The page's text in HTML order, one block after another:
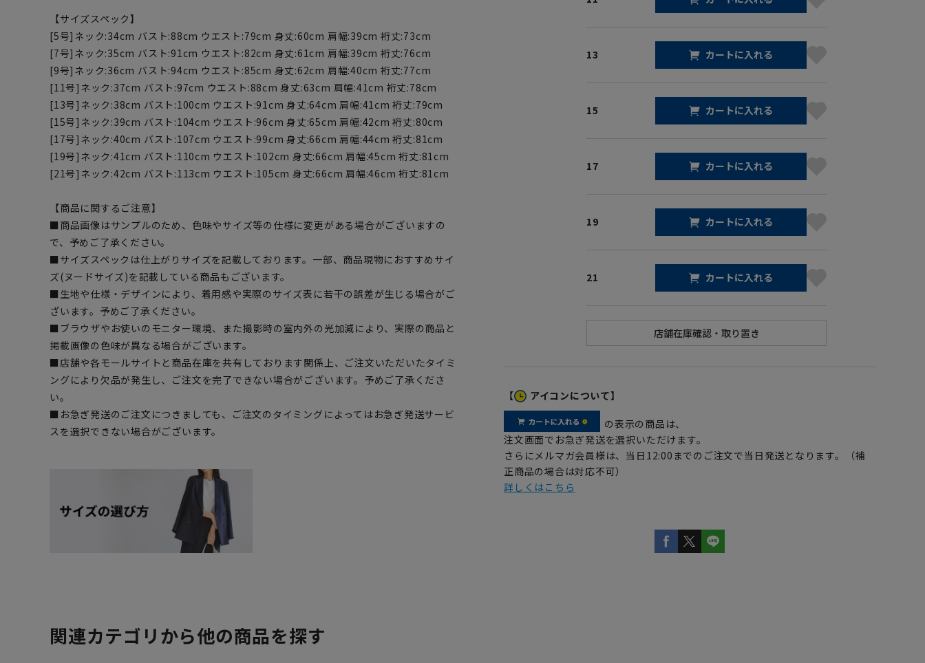
【サイズスペック】
[5号]ネック:34cm バスト:88cm ウエスト:79cm 身丈:60cm 肩幅:39cm 裄丈:73cm
[7号]ネック:35cm バスト:91cm ウエスト:82cm 身丈:61cm 肩幅:39cm 裄丈:76cm
[9号]ネック:36cm バスト:94cm ウエスト:85cm 身丈:62cm 肩幅:40cm 裄丈:77cm
[11号]ネック:37cm バスト:97cm ウエスト:88cm 身丈:63cm 肩幅:41cm 裄丈:78cm
[13号]ネック:38cm バスト:100cm ウエスト:91cm 身丈:64cm 肩幅:41cm 裄丈:79cm
[15号]ネック:39cm バスト:104cm ウエスト:96cm 身丈:65cm 肩幅:42cm 裄丈:80cm
[17号]ネック:40cm バスト:107cm ウエスト:99cm 身丈:66cm 肩幅:44cm 裄丈:81cm
[19号]ネック:41cm バスト:110cm ウエスト:102cm 身丈:66cm 肩幅:45cm 裄丈:81cm
[21号]ネック:42cm バスト:113cm ウエスト:105cm 身丈:66cm 肩幅:46cm 裄丈:81cm
【商品に関するご注意】
■商品画像はサンプルのため、色味やサイズ等の仕様に変更がある場合がございますの
で、予めご了承ください。
■サイズスペックは仕上がりサイズを記載しております。一部、商品現物におすすめサイ
ズ(ヌードサイズ)を記載している商品もございます。
■生地や仕様・デザインにより、着用感や実際のサイズ表に若干の誤差が生じる場合がご
ざいます。予めご了承ください。
■ブラウザやお使いのモニター環境、また撮影時の室内外の光加減により、実際の商品と
掲載画像の色味が異なる場合がございます。
■店舗や各モールサイトと商品在庫を共有しております関係上、ご注文いただいたタイミ
ングにより欠品が発生し、ご注文を完了できない場合がございます。予めご了承くださ
い。
■お急ぎ発送のご注文につきましても、ご注文のタイミングによってはお急ぎ発送サービ
スを選択できない場合がございます。
13 カートに入れる
15 カートに入れる
17 カートに入れる
19 カートに入れる
21 カートに入れる
【 アイコンについて】
の表示の商品は、
注文画面でお急ぎ発送を選択いただけます。
さらにメルマガ会員様は、当日12:00までのご注文で当日発送となります。（補
正商品の場合は対応不可）
詳しくはこちら
関連カテゴリから他の商品を探す